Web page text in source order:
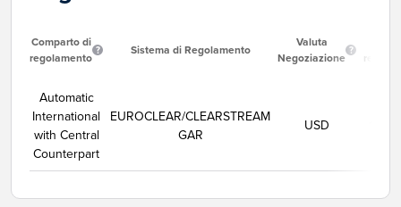
Comparto di
regolamento
Sistema di Regolamento
Valuta
Negoziazione
Automatic
International
with Central
Counterpart
EUROCLEAR/CLEARSTREAM
GAR
USD